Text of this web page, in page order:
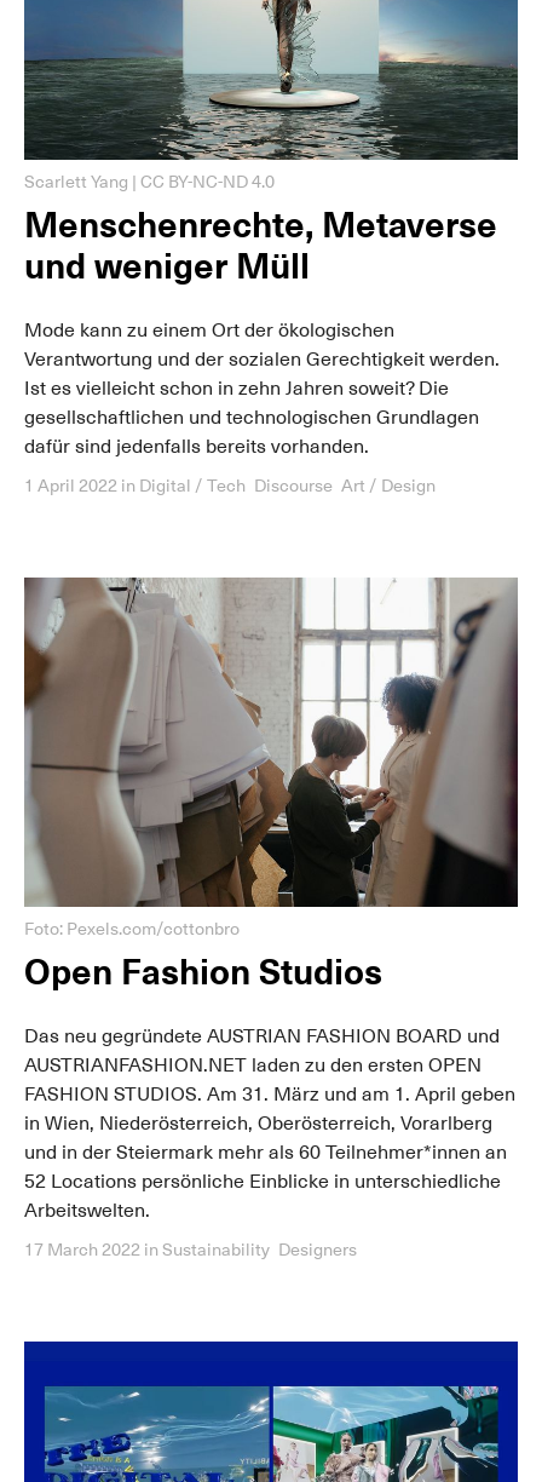
Scarlett Yang | CC BY-NC-ND 4.0
Menschenrechte, Metaverse
und weniger Müll
Mode kann zu einem Ort der ökologischen
Verantwortung und der sozialen Gerechtigkeit werden.
Ist es vielleicht schon in zehn Jahren soweit? Die
gesellschaftlichen und technologischen Grundlagen
dafür sind jedenfalls bereits vorhanden.
1 April 2022 in Digital / Tech Discourse Art / Design
Foto: Pexels.com/cottonbro
Open Fashion Studios
Das neu gegründete AUSTRIAN FASHION BOARD und
AUSTRIANFASHION.NET laden zu den ersten OPEN
FASHION STUDIOS. Am 31. März und am 1. April geben
in Wien, Niederösterreich, Oberösterreich, Vorarlberg
und in der Steiermark mehr als 60 Teilnehmer*innen an
52 Locations persönliche Einblicke in unterschiedliche
Arbeitswelten.
17 March 2022 in Sustainability Designers